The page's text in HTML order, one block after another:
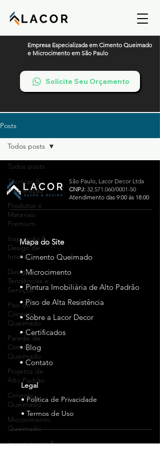
Empresa Especializada em Cimento Queimado
e Microcimento em São Paulo
Solicite Seu Orçamento
Posts
Todos posts
Técnicas &
Preparação
Produtos e
Materiais
Premium
Inspiração &
Design de
Interiores
Design,
Tendências e
Serviços
Piso de
Cimento
Queimado
Parede de
Cimento
Queimado
Projetos de
Alto Padrão
Cimento
Queimado
Microcimento
Queimado
Investimento &
Todos posts
São Paulo, Lacor Decor Ltda
CNPJ: 32.571.060/0001-50
Atendimento das 9:00 às 18:00
Mapa do Site
• Cimento Queimado
• Microcimento
• Pintura Imobiliária de Alto Padrão
• Piso de Alta Resistência
• Sobre a Lacor Decor
• Certificados
• Blog
• Contato
Legal
• Política de Privacidade
• Termos de Uso